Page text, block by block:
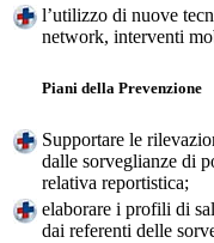
l’utilizzo di nuove
network, interventi
Piani della Prevenzione
Supportare le
dalle sorveglianze di
relativa reportistica;
elaborare i profili di
dai referenti delle